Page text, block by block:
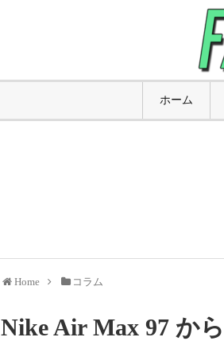
ホーム
Home コラム
Nike Air Max 97 か